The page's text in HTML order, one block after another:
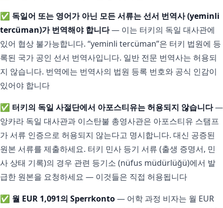
✅ 독일어 또는 영어가 아닌 모든 서류는 선서 번역사 (yeminli
tercüman)가 번역해야 합니다— 이는 터키의 독일 대사관에
있어 협상 불가능합니다. “yeminli tercüman”은 터키 법원에 등
록된 국가 공인 선서 번역사입니다. 일반 전문 번역사는 허용되
지 않습니다. 번역에는 번역사의 법원 등록 번호와 공식 인감이
있어야 합니다
✅ 터키의 독일 사절단에서 아포스티유는 허용되지 않습니다—
앙카라 독일 대사관과 이스탄불 총영사관은 아포스티유 스탬프
가 서류 인증으로 허용되지 않는다고 명시합니다. 대신 공증된
원본 서류를 제출하세요. 터키 민사 등기 서류 (출생 증명서, 민
사 상태 기록)의 경우 관련 등기소 (nüfus müdürlüğü)에서 발
급한 원본을 요청하세요 — 이것들은 직접 허용됩니다
✅ 월 EUR 1,091의 Sperrkonto— 어학 과정 비자는 월 EUR